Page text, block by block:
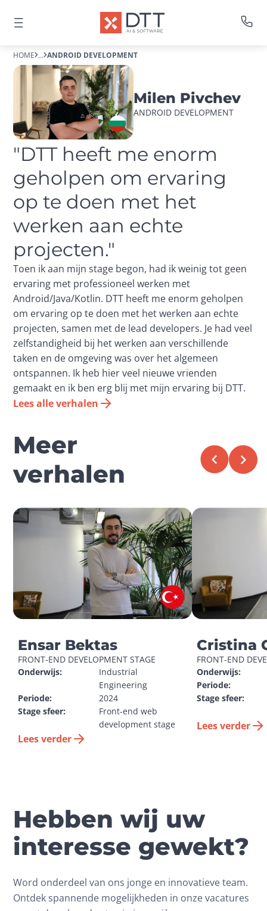
HOME ... ANDROID DEVELOPMENT
Milen Pivchev
ANDROID DEVELOPMENT
"DTT heeft me enorm
geholpen om ervaring
op te doen met het
werken aan echte
projecten."
Toen ik aan mijn stage begon, had ik weinig tot geen
ervaring met professioneel werken met
Android/Java/Kotlin. DTT heeft me enorm geholpen
om ervaring op te doen met het werken aan echte
projecten, samen met de lead developers. Je had veel
zelfstandigheid bij het werken aan verschillende
taken en de omgeving was over het algemeen
ontspannen. Ik heb hier veel nieuwe vrienden
gemaakt en ik ben erg blij met mijn ervaring bij DTT.
Lees alle verhalen
Meer
verhalen
Ensar Bektas
FRONT-END DEVELOPMENT STAGE
Onderwijs:
Industrial
Engineering
Periode:
2024
Stage sfeer:
Front-end web
development stage
Lees verder
Cristina
FRONT-END
Onderwijs:
Periode:
Stage sfeer:
Lees verder
Hebben wij uw
interesse gewekt?
Word onderdeel van ons jonge en innovatieve team.
Ontdek spannende mogelijkheden in onze vacatures